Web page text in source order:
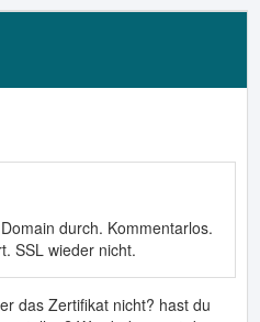
durch. Kommentarlos.
SSL wieder nicht.
das Zertifikat nicht? hast du